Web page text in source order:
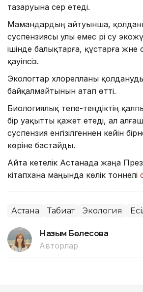
тазаруына әсер етеді.
Мамандардың айтуынша,
суспензиясы улы емес әрі су
ішінде балықтарға, құстарға және
қауіпсіз.
Экологтар хлорелланы
байқалмайтынын атап өтті.
Биологиялық тепе-теңдіктің
бір уақытты қажет етеді, ал
суспензия енгізілгеннен кейін
көріне бастайды.
Айта кетелік Астанада жаңа
кітапхана маңында көлік тоннелі
Астана Табиғат Экология
Назым Бөлесова
Авторлар